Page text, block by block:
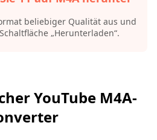
beliebiger Qualität aus und
„Herunterladen“.
YouTube M4A-